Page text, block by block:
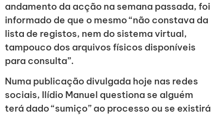
andamento da acção na semana passada, foi
informado de que o mesmo “não constava da
lista de registos, nem do sistema virtual,
tampouco dos arquivos físicos disponíveis
para consulta”.
Numa publicação divulgada hoje nas redes
sociais, Ilídio Manuel questiona se alguém
terá dado “sumiço” ao processo ou se existirá